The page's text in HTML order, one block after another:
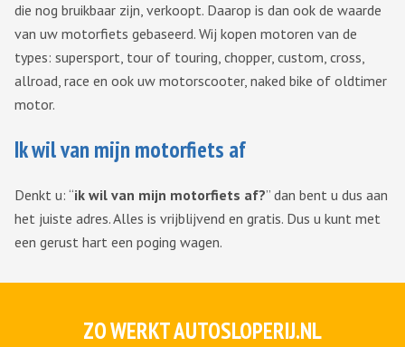
die nog bruikbaar zijn, verkoopt. Daarop is dan ook de waarde
van uw motorfiets gebaseerd. Wij kopen motoren van de
types: supersport, tour of touring, chopper, custom, cross,
allroad, race en ook uw motorscooter, naked bike of oldtimer
motor.
Ik wil van mijn motorfiets af
Denkt u: “ik wil van mijn motorfiets af?” dan bent u dus aan
het juiste adres. Alles is vrijblijvend en gratis. Dus u kunt met
een gerust hart een poging wagen.
ZO WERKT AUTOSLOPERIJ.NL